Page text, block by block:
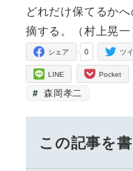
どれだけ保てるか
摘する。（村上晃一
0
シェア ツ
LINE Pocket
森岡孝二
この記事を